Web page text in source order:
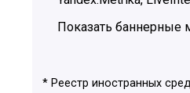
Показать баннерные
* Реестр иностранных